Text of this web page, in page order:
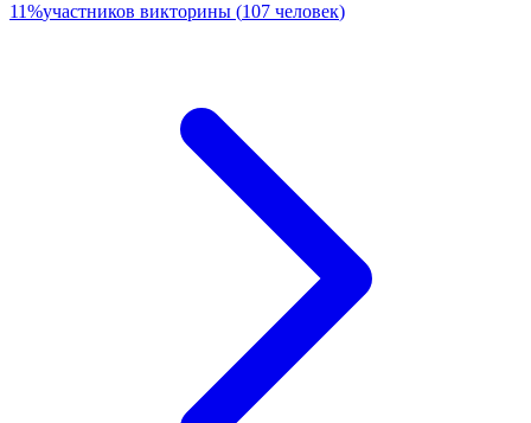
11%участников викторины (107 человек)